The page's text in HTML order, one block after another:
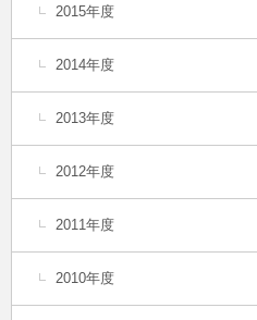
2015年度
2014年度
2013年度
2012年度
2011年度
2010年度